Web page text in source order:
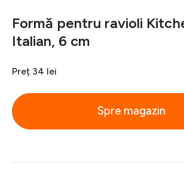
Formă pentru ravioli
Italian, 6 cm
Preț 34 lei
Spre magazin